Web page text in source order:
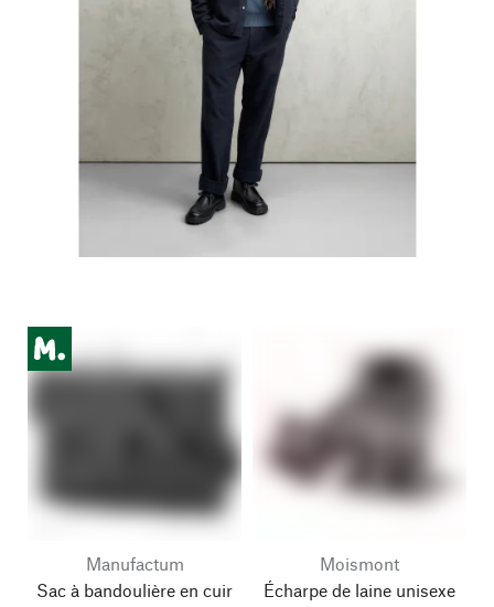
Manufactum
Sac à bandoulière en cuir
Moismont
Écharpe de laine unisexe